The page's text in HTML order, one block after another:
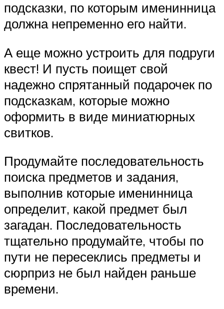
подсказки, по которым именинница
должна непременно его найти.
А еще можно устроить для подруги
квест! И пусть поищет свой
надежно спрятанный подарочек по
подсказкам, которые можно
оформить в виде миниатюрных
свитков.
Продумайте последовательность
поиска предметов и задания,
выполнив которые именинница
определит, какой предмет был
загадан. Последовательность
тщательно продумайте, чтобы по
пути не пересеклись предметы и
сюрприз не был найден раньше
времени.